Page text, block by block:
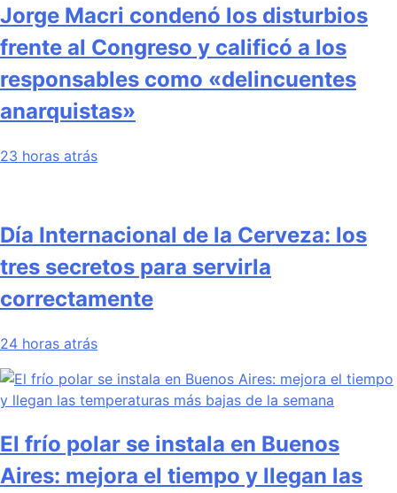
Jorge Macri condenó los disturbios
frente al Congreso y calificó a los
responsables como «delincuentes
anarquistas»
23 horas atrás
Día Internacional de la Cerveza: los
tres secretos para servirla
correctamente
24 horas atrás
El frío polar se instala en Buenos
Aires: mejora el tiempo y llegan las